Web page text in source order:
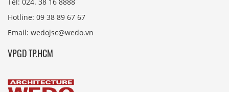
Tel: 024. 38 16 8888
Hotline: 09 38 89 67 67
Email: wedojsc@wedo.vn
VPGD TP.HCM